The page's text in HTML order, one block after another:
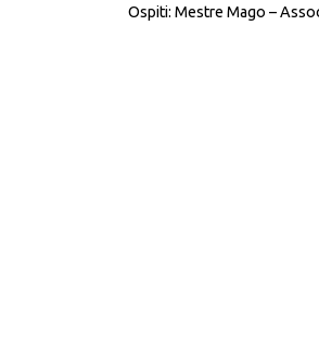
Ospiti: Mestre Mago –